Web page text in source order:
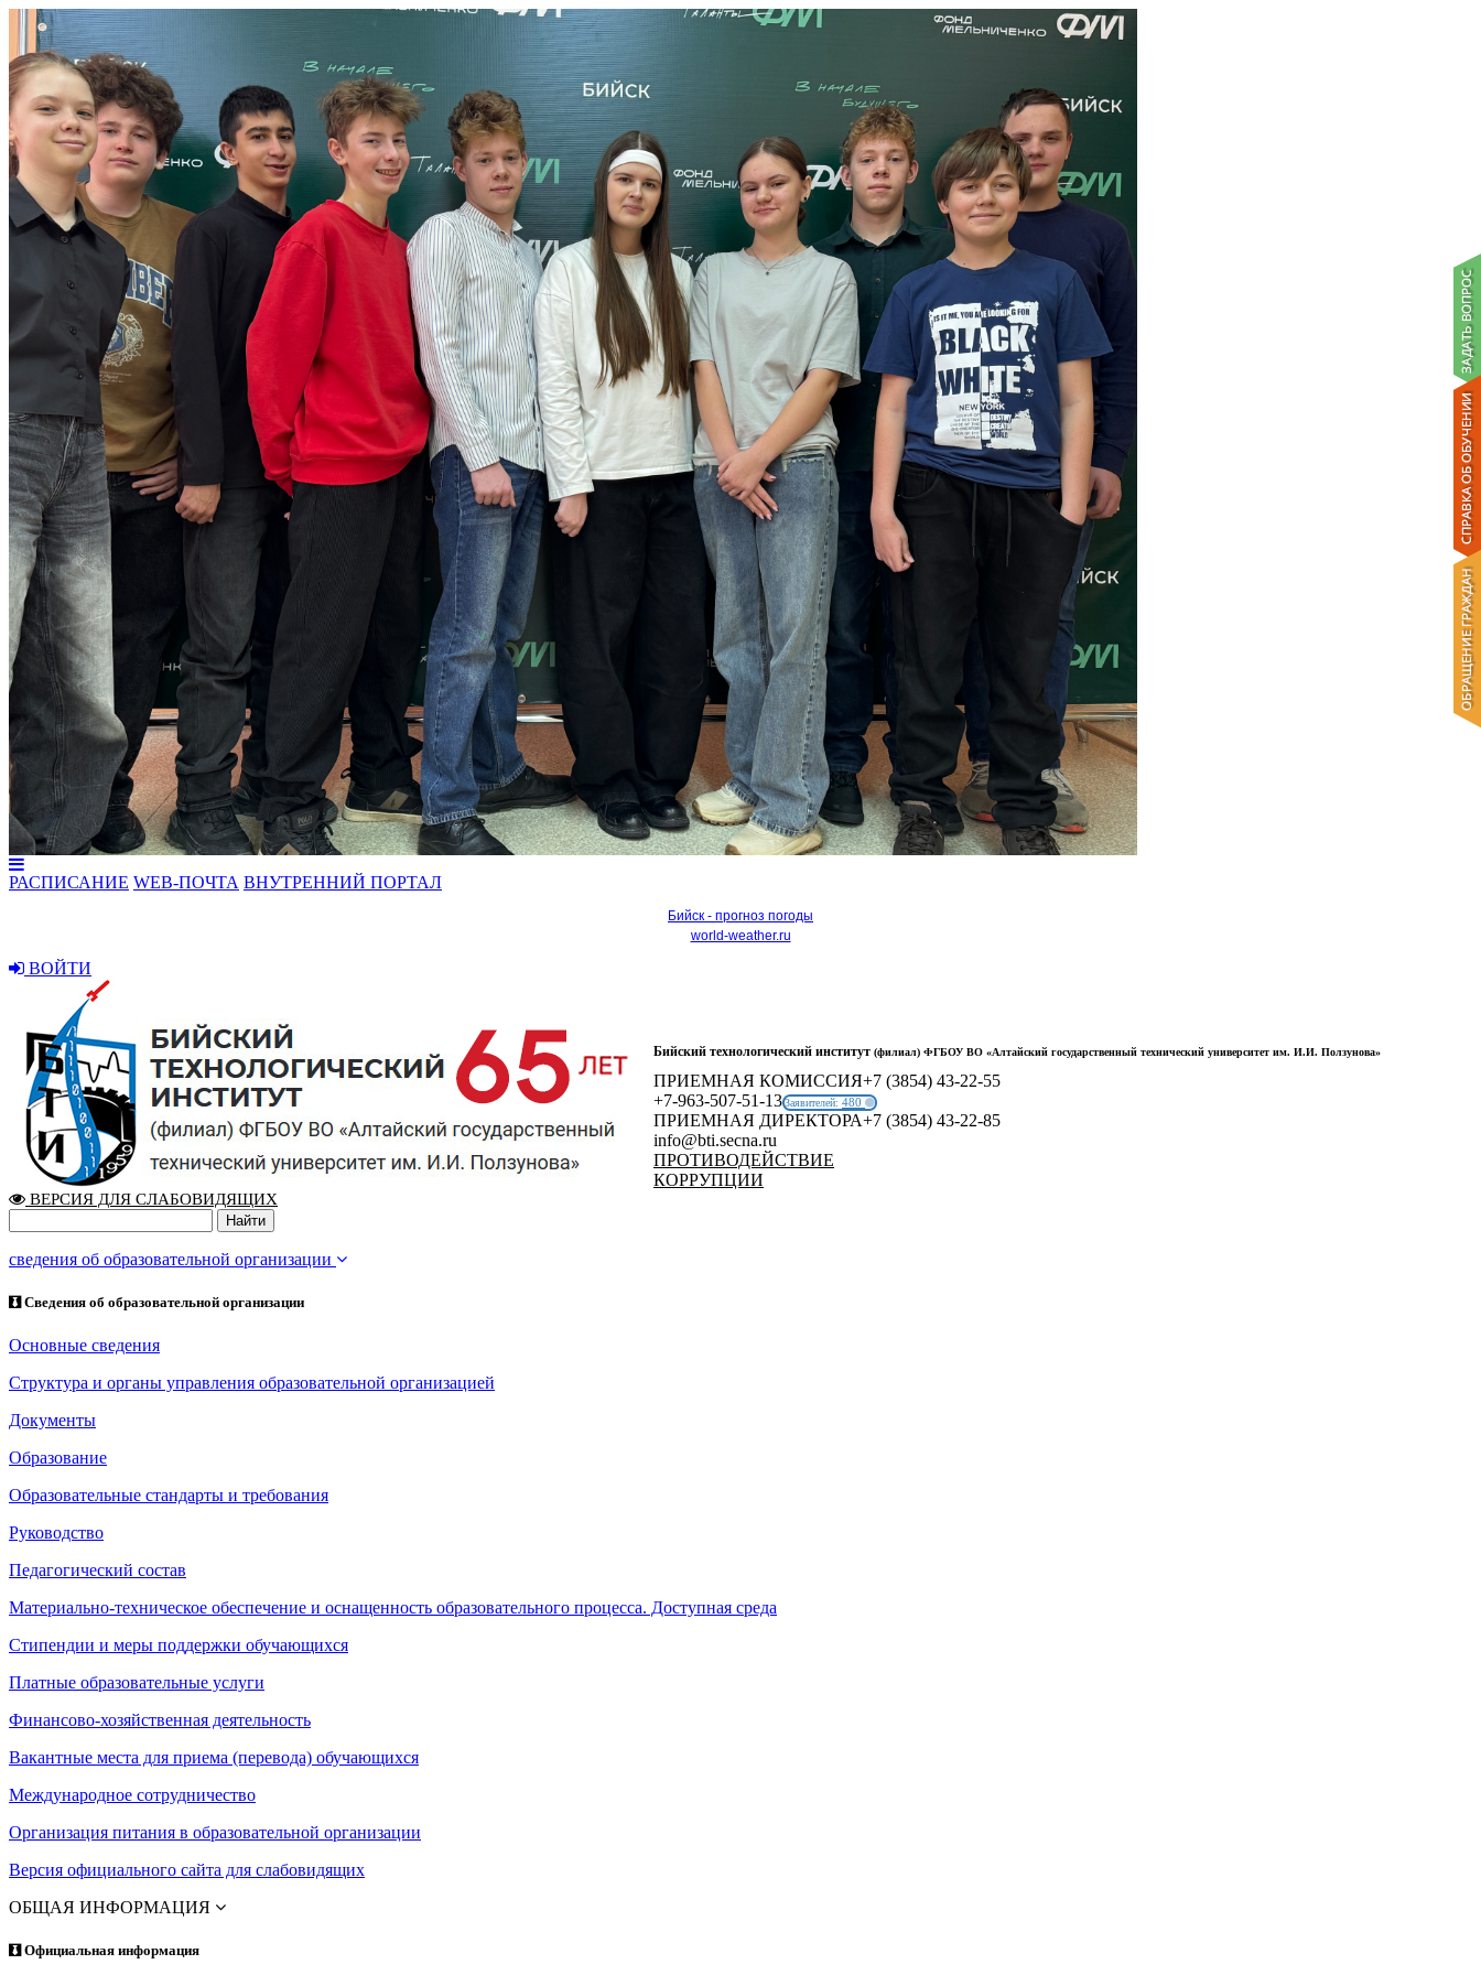
РАСПИСАНИЕ WEB-ПОЧТА ВНУТРЕННИЙ ПОРТАЛ
Бийск - прогноз погоды
world-weather.ru
ВОЙТИ
Бийский технологический институт (филиал) ФГБОУ ВО «Алтайский государственный технический университет им. И.И. Ползунова»
ПРИЕМНАЯ КОМИССИЯ+7 (3854) 43-22-55
+7-963-507-51-13Заявителей: 480
ПРИЕМНАЯ ДИРЕКТОРА+7 (3854) 43-22-85
info@bti.secna.ru
ПРОТИВОДЕЙСТВИЕ
КОРРУПЦИИ
ВЕРСИЯ ДЛЯ СЛАБОВИДЯЩИХ
сведения об образовательной организации
Сведения об образовательной организации
Основные сведения
Структура и органы управления образовательной организацией
Документы
Образование
Образовательные стандарты и требования
Руководство
Педагогический состав
Материально-техническое обеспечение и оснащенность образовательного процесса. Доступная среда
Стипендии и меры поддержки обучающихся
Платные образовательные услуги
Финансово-хозяйственная деятельность
Вакантные места для приема (перевода) обучающихся
Международное сотрудничество
Организация питания в образовательной организации
Версия официального сайта для слабовидящих
ОБЩАЯ ИНФОРМАЦИЯ
Официальная информация